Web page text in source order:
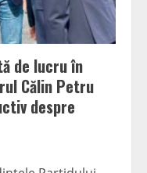
de lucru în
Călin Petru
despre